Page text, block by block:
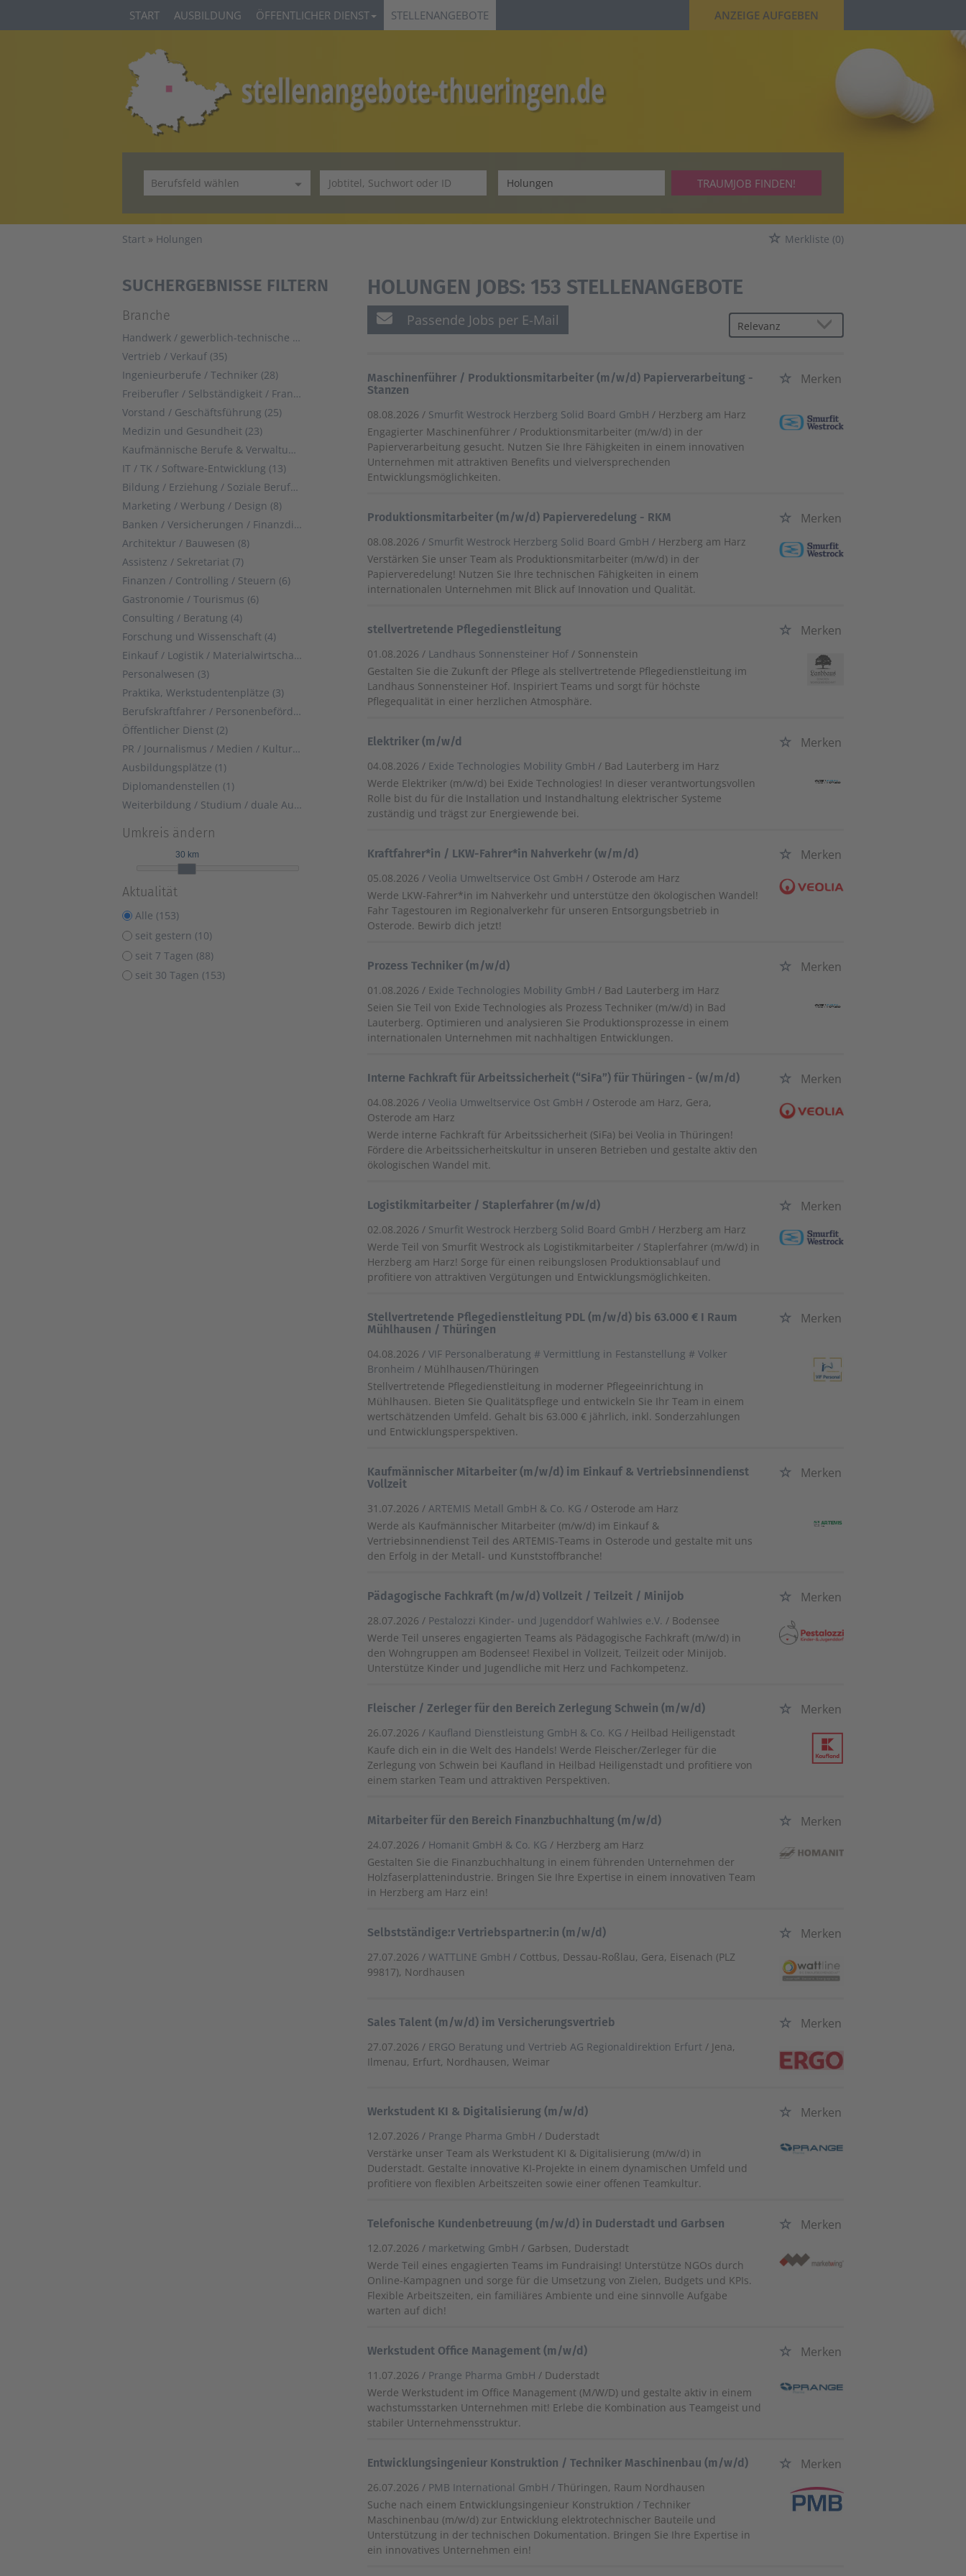
START AUSBILDUNG ÖFFENTLICHER DIENST STELLENANGEBOTE ANZEIGE AUFGEBEN
TRAUMJOB FINDEN!
Start Holungen Merkliste (0)
SUCHERGEBNISSE FILTERN
Branche
Handwerk / gewerblich-technische Berufe (37)
Vertrieb / Verkauf (35)
Ingenieurberufe / Techniker (28)
Freiberufler / Selbständigkeit / Franchise (28)
Vorstand / Geschäftsführung (25)
Medizin und Gesundheit (23)
Kaufmännische Berufe & Verwaltung (21)
IT / TK / Software-Entwicklung (13)
Bildung / Erziehung / Soziale Berufe (9)
Marketing / Werbung / Design (8)
Banken / Versicherungen / Finanzdienstleister (8)
Architektur / Bauwesen (8)
Assistenz / Sekretariat (7)
Finanzen / Controlling / Steuern (6)
Gastronomie / Tourismus (6)
Consulting / Beratung (4)
Forschung und Wissenschaft (4)
Einkauf / Logistik / Materialwirtschaft (4)
Personalwesen (3)
Praktika, Werkstudentenplätze (3)
Berufskraftfahrer / Personenbeförderung (Land, Wasser, Luft) (2)
Öffentlicher Dienst (2)
PR / Journalismus / Medien / Kultur (1)
Ausbildungsplätze (1)
Diplomandenstellen (1)
Weiterbildung / Studium / duale Ausbildung (1)
Umkreis ändern
30 km
Aktualität
Alle (153)
seit gestern (10)
seit 7 Tagen (88)
seit 30 Tagen (153)
HOLUNGEN JOBS: 153 STELLENANGEBOTE
Passende Jobs per E-Mail
Maschinenführer / Produktionsmitarbeiter (m/w/d) Papierverarbeitung -
Stanzen
Merken
08.08.2026 / Smurfit Westrock Herzberg Solid Board GmbH / Herzberg am Harz
Engagierter Maschinenführer / Produktionsmitarbeiter (m/w/d) in der
Papierverarbeitung gesucht. Nutzen Sie Ihre Fähigkeiten in einem innovativen
Unternehmen mit attraktiven Benefits und vielversprechenden
Entwicklungsmöglichkeiten.
Produktionsmitarbeiter (m/w/d) Papierveredelung - RKM Merken
08.08.2026 / Smurfit Westrock Herzberg Solid Board GmbH / Herzberg am Harz
Verstärken Sie unser Team als Produktionsmitarbeiter (m/w/d) in der
Papierveredelung! Nutzen Sie Ihre technischen Fähigkeiten in einem
internationalen Unternehmen mit Blick auf Innovation und Qualität.
stellvertretende Pflegedienstleitung Merken
01.08.2026 / Landhaus Sonnensteiner Hof / Sonnenstein
Gestalten Sie die Zukunft der Pflege als stellvertretende Pflegedienstleitung im
Landhaus Sonnensteiner Hof. Inspiriert Teams und sorgt für höchste
Pflegequalität in einer herzlichen Atmosphäre.
Elektriker (m/w/d Merken
04.08.2026 / Exide Technologies Mobility GmbH / Bad Lauterberg im Harz
Werde Elektriker (m/w/d) bei Exide Technologies! In dieser verantwortungsvollen
Rolle bist du für die Installation und Instandhaltung elektrischer Systeme
zuständig und trägst zur Energiewende bei.
Kraftfahrer*in / LKW-Fahrer*in Nahverkehr (w/m/d) Merken
05.08.2026 /Veolia Umweltservice Ost GmbH / Osterode am Harz
Werde LKW-Fahrer*in im Nahverkehr und unterstütze den ökologischen Wandel!
Fahr Tagestouren im Regionalverkehr für unseren Entsorgungsbetrieb in
Osterode. Bewirb dich jetzt!
Prozess Techniker (m/w/d) Merken
01.08.2026 / Exide Technologies Mobility GmbH / Bad Lauterberg im Harz
Seien Sie Teil von Exide Technologies als Prozess Techniker (m/w/d) in Bad
Lauterberg. Optimieren und analysieren Sie Produktionsprozesse in einem
internationalen Unternehmen mit nachhaltigen Entwicklungen.
Interne Fachkraft für Arbeitssicherheit (“SiFa”) für Thüringen - (w/m/d) Merken
04.08.2026 /Veolia Umweltservice Ost GmbH / Osterode am Harz, Gera,
Osterode am Harz
Werde interne Fachkraft für Arbeitssicherheit (SiFa) bei Veolia in Thüringen!
Fördere die Arbeitssicherheitskultur in unseren Betrieben und gestalte aktiv den
ökologischen Wandel mit.
Logistikmitarbeiter / Staplerfahrer (m/w/d) Merken
02.08.2026 / Smurfit Westrock Herzberg Solid Board GmbH / Herzberg am Harz
Werde Teil von Smurfit Westrock als Logistikmitarbeiter / Staplerfahrer (m/w/d) in
Herzberg am Harz! Sorge für einen reibungslosen Produktionsablauf und
profitiere von attraktiven Vergütungen und Entwicklungsmöglichkeiten.
Stellvertretende Pflegedienstleitung PDL (m/w/d) bis 63.000 € I Raum
Mühlhausen / Thüringen
Merken
04.08.2026 /VIF Personalberatung # Vermittlung in Festanstellung # Volker
Bronheim / Mühlhausen/Thüringen
Stellvertretende Pflegedienstleitung in moderner Pflegeeinrichtung in
Mühlhausen. Bieten Sie Qualitätspflege und entwickeln Sie Ihr Team in einem
wertschätzenden Umfeld. Gehalt bis 63.000 € jährlich, inkl. Sonderzahlungen
und Entwicklungsperspektiven.
Kaufmännischer Mitarbeiter (m/w/d) im Einkauf & Vertriebsinnendienst
Vollzeit
Merken
31.07.2026 /ARTEMIS Metall GmbH & Co. KG / Osterode am Harz
Werde als Kaufmännischer Mitarbeiter (m/w/d) im Einkauf &
Vertriebsinnendienst Teil des ARTEMIS-Teams in Osterode und gestalte mit uns
den Erfolg in der Metall- und Kunststoffbranche!
Pädagogische Fachkraft (m/w/d) Vollzeit / Teilzeit / Minijob Merken
28.07.2026 / Pestalozzi Kinder- und Jugenddorf Wahlwies e.V. / Bodensee
Werde Teil unseres engagierten Teams als Pädagogische Fachkraft (m/w/d) in
den Wohngruppen am Bodensee! Flexibel in Vollzeit, Teilzeit oder Minijob.
Unterstütze Kinder und Jugendliche mit Herz und Fachkompetenz.
Fleischer / Zerleger für den Bereich Zerlegung Schwein (m/w/d) Merken
26.07.2026 / Kaufland Dienstleistung GmbH & Co. KG / Heilbad Heiligenstadt
Kaufe dich ein in die Welt des Handels! Werde Fleischer/Zerleger für die
Zerlegung von Schwein bei Kaufland in Heilbad Heiligenstadt und profitiere von
einem starken Team und attraktiven Perspektiven.
Mitarbeiter für den Bereich Finanzbuchhaltung (m/w/d) Merken
24.07.2026 / Homanit GmbH & Co. KG / Herzberg am Harz
Gestalten Sie die Finanzbuchhaltung in einem führenden Unternehmen der
Holzfaserplattenindustrie. Bringen Sie Ihre Expertise in einem innovativen Team
in Herzberg am Harz ein!
Selbstständige:r Vertriebspartner:in (m/w/d) Merken
27.07.2026 /WATTLINE GmbH / Cottbus, Dessau-Roßlau, Gera, Eisenach (PLZ
99817), Nordhausen
Sales Talent (m/w/d) im Versicherungsvertrieb Merken
27.07.2026 / ERGO Beratung und Vertrieb AG Regionaldirektion Erfurt / Jena,
Ilmenau, Erfurt, Nordhausen, Weimar
Werkstudent KI & Digitalisierung (m/w/d) Merken
12.07.2026 / Prange Pharma GmbH / Duderstadt
Verstärke unser Team als Werkstudent KI & Digitalisierung (m/w/d) in
Duderstadt. Gestalte innovative KI-Projekte in einem dynamischen Umfeld und
profitiere von flexiblen Arbeitszeiten sowie einer offenen Teamkultur.
Telefonische Kundenbetreuung (m/w/d) in Duderstadt und Garbsen Merken
12.07.2026 / marketwing GmbH / Garbsen, Duderstadt
Werde Teil eines engagierten Teams im Fundraising! Unterstütze NGOs durch
Online-Kampagnen und sorge für die Umsetzung von Zielen, Budgets und KPIs.
Flexible Arbeitszeiten, ein familiäres Ambiente und eine sinnvolle Aufgabe
warten auf dich!
Werkstudent Office Management (m/w/d) Merken
11.07.2026 / Prange Pharma GmbH / Duderstadt
Werde Werkstudent im Office Management (M/W/D) und gestalte aktiv in einem
wachstumsstarken Unternehmen mit! Erlebe die Kombination aus Teamgeist und
stabiler Unternehmensstruktur.
Entwicklungsingenieur Konstruktion / Techniker Maschinenbau (m/w/d) Merken
26.07.2026 / PMB International GmbH / Thüringen, Raum Nordhausen
Suche nach einem Entwicklungsingenieur Konstruktion / Techniker
Maschinenbau (m/w/d) zur Entwicklung elektrotechnischer Bauteile und
Unterstützung in der technischen Dokumentation. Bringen Sie Ihre Expertise in
ein innovatives Unternehmen ein!